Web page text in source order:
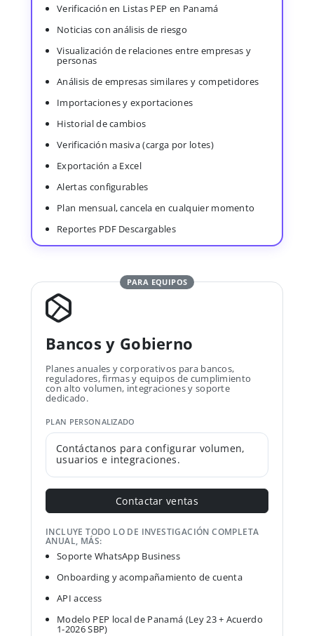
Verificación en Listas PEP en Panamá
Noticias con análisis de riesgo
Visualización de relaciones entre empresas y
personas
Análisis de empresas similares y competidores
Importaciones y exportaciones
Historial de cambios
Verificación masiva (carga por lotes)
Exportación a Excel
Alertas configurables
Plan mensual, cancela en cualquier momento
Reportes PDF Descargables
PARA EQUIPOS
Bancos y Gobierno
Planes anuales y corporativos para bancos,
reguladores, firmas y equipos de cumplimiento
con alto volumen, integraciones y soporte
dedicado.
PLAN PERSONALIZADO
Contáctanos para configurar volumen,
usuarios e integraciones.
Contactar ventas
INCLUYE TODO LO DE INVESTIGACIÓN COMPLETA
ANUAL, MÁS:
Soporte WhatsApp Business
Onboarding y acompañamiento de cuenta
API access
Modelo PEP local de Panamá (Ley 23 + Acuerdo
1-2026 SBP)